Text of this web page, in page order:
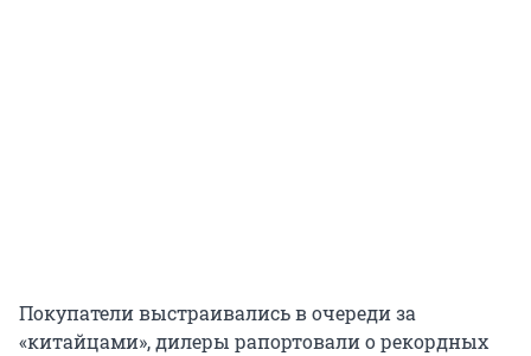
Покупатели выстраивались в очереди за
«китайцами», дилеры рапортовали о рекордных